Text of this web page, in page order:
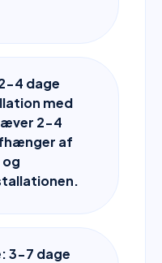
4 dage
med
2-4
af
3-7 dage